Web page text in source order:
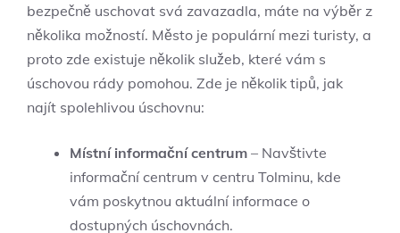
bezpečně uschovat svá zavazadla, máte na výběr z
několika možností. Město je populární mezi turisty, a
proto zde existuje několik služeb, které vám s
úschovou rády pomohou. Zde je několik tipů, jak
najít spolehlivou úschovnu:
Místní informační centrum – Navštivte
informační centrum v centru Tolminu, kde
vám poskytnou aktuální informace o
dostupných úschovnách.